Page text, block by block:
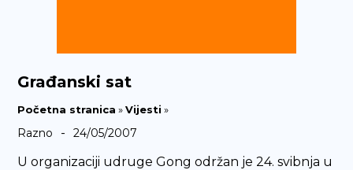
Građanski sat
Početna stranica »Vijesti »
Razno - 24/05/2007
U organizaciji udruge Gong održan je 24. svibnja u